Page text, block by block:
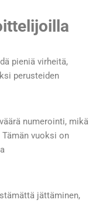
pieniä virheitä,
perusteiden
numerointi, mikä
vuoksi on
jättäminen,